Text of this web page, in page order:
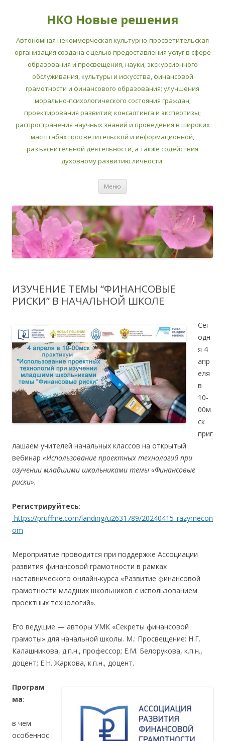
НКО Новые решения
Автономная некоммерческая культурно-просветительская
организация создана с целью предоставления услуг в сфере
образования и просвещения, науки, экскурсионного
обслуживания, культуры и искусства, финансовой
грамотности и финансового образования; улучшения
морально-психологического состояния граждан;
проектирования развития; консалтинга и экспертизы;
распространения научных знаний и проведения в широких
масштабах просветительской и информационной,
разъяснительной деятельности, а также содействия
духовному развитию личности.
Меню
ИЗУЧЕНИЕ ТЕМЫ “ФИНАНСОВЫЕ
РИСКИ” В НАЧАЛЬНОЙ ШКОЛЕ
Сег
одн
я 4
апр
еля
в
10-
00м
ск
приг
лашаем учителей начальных классов на открытый
вебинар «Использование проектных технологий при
изучении младшими школьниками темы «Финансовые
риски».
Регистрируйтесь:
https://pruffme.com/landing/u2631789/20240415_razymecon
om
Мероприятие проводится при поддержке Ассоциации
развития финансовой грамотности в рамках
наставнического онлайн-курса «Развитие финансовой
грамотности младших школьников с использованием
проектных технологий».
Его ведущие — авторы УМК «Секреты финансовой
грамоты» для начальной школы. М.: Просвещение: Н.Г.
Калашникова, д.п.н., профессор; Е.М. Белорукова, к.п.н.,
доцент; Е.Н. Жаркова, к.п.н., доцент.
Програм
ма:
в чем
особеннос